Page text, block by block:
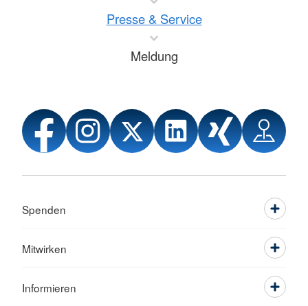
Presse & Service
Meldung
Spenden
Mitwirken
Informieren